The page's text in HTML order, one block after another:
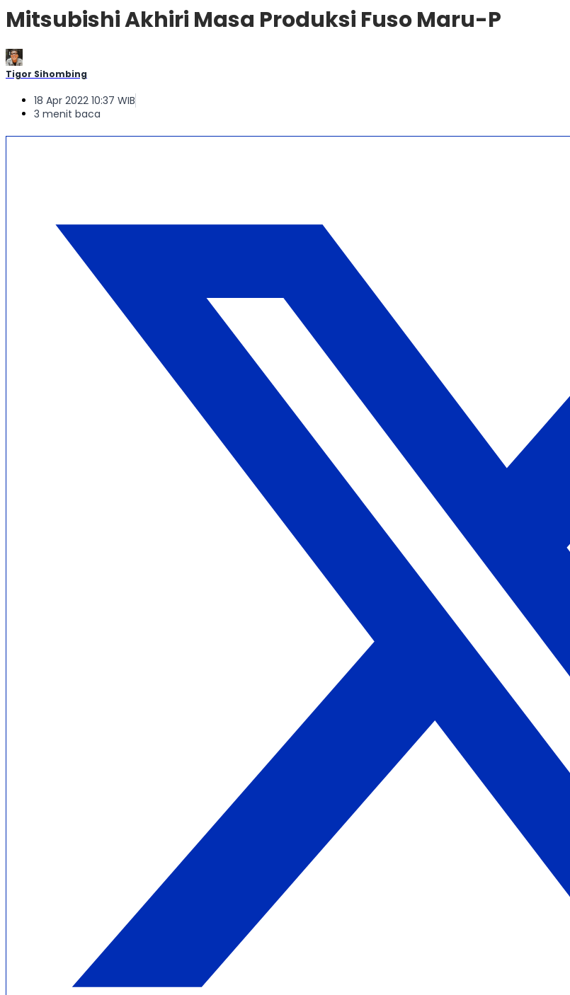
Mitsubishi Akhiri Masa Produksi Fuso Maru-P
Tigor Sihombing
18 Apr 2022 10:37 WIB
3 menit baca